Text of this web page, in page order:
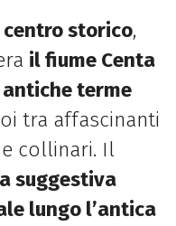
centro storico,
il fiume Centa
terme
tra affascinanti
collinari. Il
suggestiva
lungo l’antica